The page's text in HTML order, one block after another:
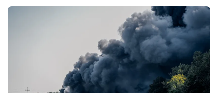
Łebieńska Huta, Przetoczyno, Rębiska, Szemudzka